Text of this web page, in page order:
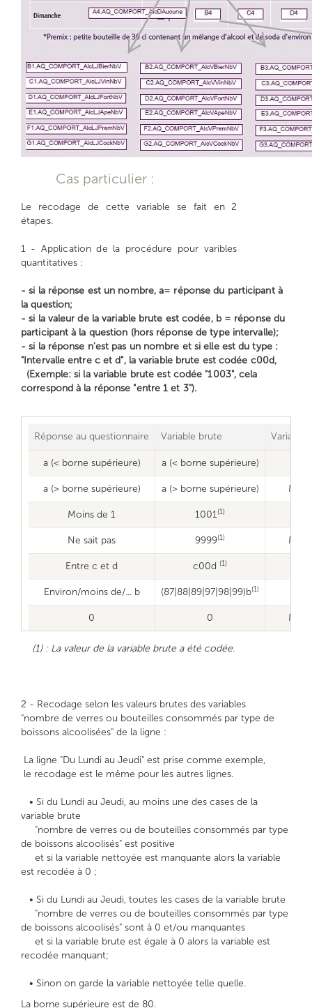
Cas particulier :
Le recodage de cette variable se fait en 2
étapes.
1 - Application de la procédure pour varibles
quantitatives :
- si la réponse est un nombre, a= réponse du participant à
la question;
- si la valeur de la variable brute est codée, b = réponse du
participant à la question (hors réponse de type intervalle);
- si la réponse n'est pas un nombre et si elle est du type :
"Intervalle entre c et d", la variable brute est codée c00d,
(Exemple: si la variable brute est codée "1003", cela
correspond à la réponse "entre 1 et 3").
Réponse au questionnaire Variable brute Variable
a (< borne supérieure) a (< borne supérieure)
a (> borne supérieure) a (> borne supérieure)
Moins de 1 1001(1)
Ne sait pas 9999(1)
Entre c et d c00d (1)
Environ/moins de/... b (87|88|89|97|98|99)b(1)
0 0
(1) : La valeur de la variable brute a été codée.
2 - Recodage selon les valeurs brutes des variables
"nombre de verres ou bouteilles consommés par type de
boissons alcoolisées" de la ligne :
La ligne "Du Lundi au Jeudi" est prise comme exemple,
le recodage est le même pour les autres lignes.
• Si du Lundi au Jeudi, au moins une des cases de la
variable brute
"nombre de verres ou de bouteilles consommés par type
de boissons alcoolisés" est positive
et si la variable nettoyée est manquante alors la variable
est recodée à 0 ;
• Si du Lundi au Jeudi, toutes les cases de la variable brute
"nombre de verres ou de bouteilles consommés par type
de boissons alcoolisés" sont à 0 et/ou manquantes
et si la variable brute est égale à 0 alors la variable est
recodée manquant;
• Sinon on garde la variable nettoyée telle quelle.
La borne supérieure est de 80.